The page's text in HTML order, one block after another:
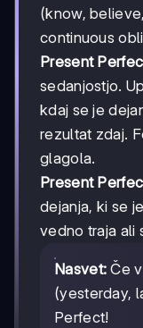
(know,
continuous
Present
sedanjostjo.
kdaj se je
rezultat zdaj.
glagola.
Present
dejanja, ki se
vedno traja ali
Nasvet: Če
(yesterday,
Perfect!